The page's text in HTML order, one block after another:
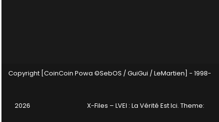
Copyright [CoinCoin Powa ©SebOS / GuiGui / LeMartien] - 1998-
2026 X-Files – LVEI : La Vérité Est Ici. Theme: